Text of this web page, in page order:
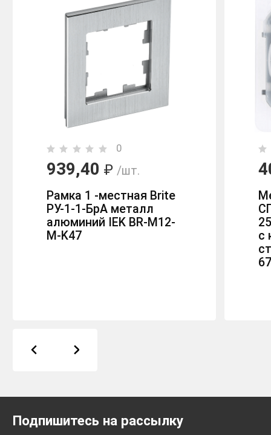
0
939,40 ₽ /шт.
Рамка 1 -местная Brite
РУ-1-1-БрА металл
алюминий IEK BR-M12-
M-K47
с
Подпишитесь на рассылку